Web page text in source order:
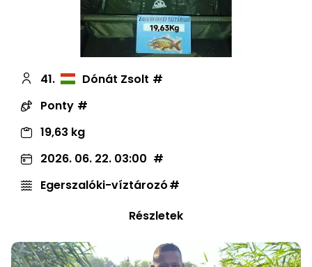
41.
Dónát Zsolt
Ponty
19,63 kg
2026. 06. 22. 03:00
Egerszalóki-víztározó
Részletek